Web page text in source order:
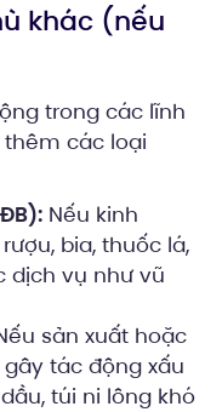
khác (nếu
trong các lĩnh
các loại
Nếu kinh
bia, thuốc lá,
dịch vụ như vũ
sản xuất hoặc
tác động xấu
túi ni lông khó